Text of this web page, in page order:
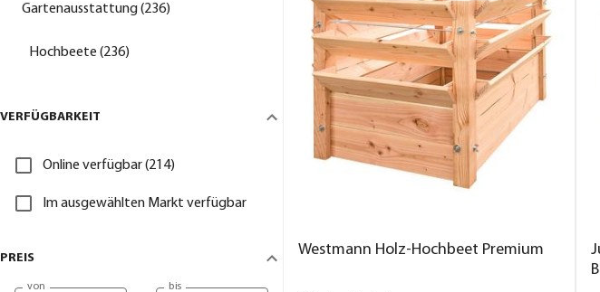
Gartenausstattung (236)
Hochbeete (236)
VERFÜGBARKEIT
Online verfügbar (214)
Im ausgewählten Markt verfügbar
PREIS
von bis
Westmann Holz-Hochbeet Premium